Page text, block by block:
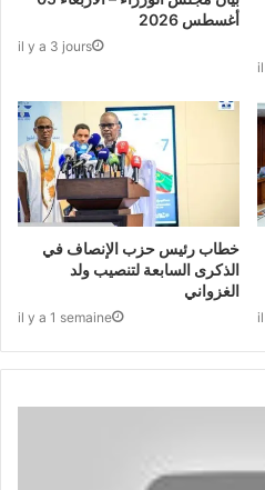
أغسطس 2026
il y a 3 jours
خطاب رئيس حزب الإنصاف في
الذكرى السابعة لتنصيب ولد
الغزواني
il y a 1 semaine